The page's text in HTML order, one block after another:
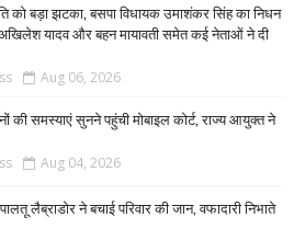
को बड़ा झटका, बसपा विधायक उमाशंकर सिंह का निधन
अखिलेश यादव और बहन मायावती समेत कई नेताओं ने दी
Aug 06, 2026
की समस्याएं सुनने पहुंची मोबाइल कोर्ट, राज्य आयुक्त ने
Aug 04, 2026
लैब्राडोर ने बचाई परिवार की जान, वफादारी निभाते